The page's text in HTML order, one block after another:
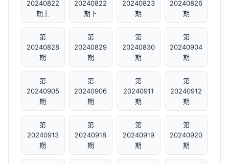
20240822
期上
20240822
期下
20240823
期
20240826
期
第
20240828
期
第
20240829
期
第
20240830
期
第
20240904
期
第
20240905
期
第
20240906
期
第
20240911
期
第
20240912
期
第
20240913
期
第
20240918
期
第
20240919
期
第
20240920
期